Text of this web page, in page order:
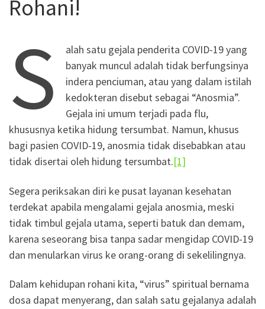
Rohani!
S
alah satu gejala penderita COVID-19 yang
banyak muncul adalah tidak berfungsinya
indera penciuman, atau yang dalam istilah
kedokteran disebut sebagai “Anosmia”.
Gejala ini umum terjadi pada flu,
khususnya ketika hidung tersumbat. Namun, khusus
bagi pasien COVID-19, anosmia tidak disebabkan atau
tidak disertai oleh hidung tersumbat.[1]
Segera periksakan diri ke pusat layanan kesehatan
terdekat apabila mengalami gejala anosmia, meski
tidak timbul gejala utama, seperti batuk dan demam,
karena seseorang bisa tanpa sadar mengidap COVID-19
dan menularkan virus ke orang-orang di sekelilingnya.
Dalam kehidupan rohani kita, “virus” spiritual bernama
dosa dapat menyerang, dan salah satu gejalanya adalah